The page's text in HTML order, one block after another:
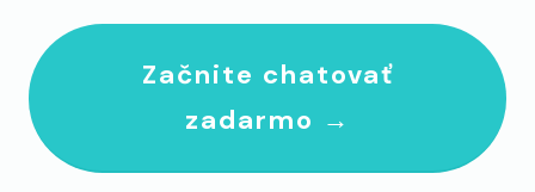
Začnite chatovať
zadarmo →